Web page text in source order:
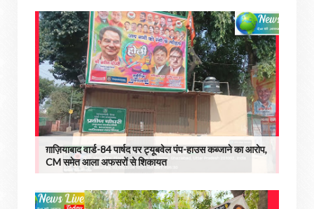
ग़ाज़ियाबाद वार्ड-84 पार्षद पर ट्यूबवेल पंप-हाउस कब्जाने का आरोप,
CM समेत आला अफसरों से शिकायत